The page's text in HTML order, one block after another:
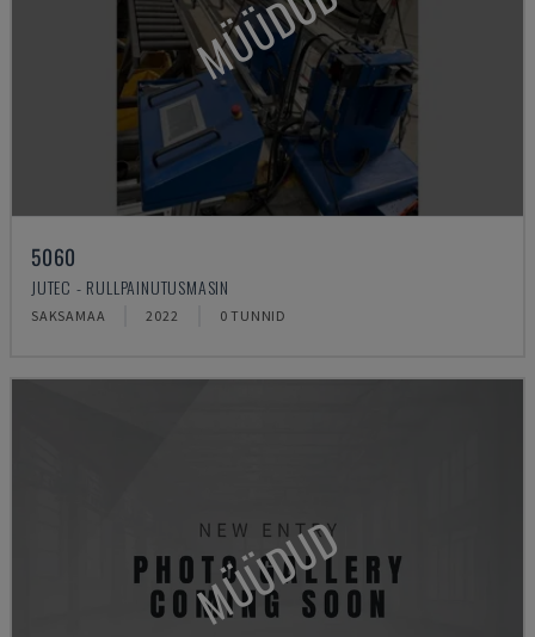
5060
JUTEC - RULLPAINUTUSMASIN
SAKSAMAA 2022 0 TUNNID
MÜÜDUD